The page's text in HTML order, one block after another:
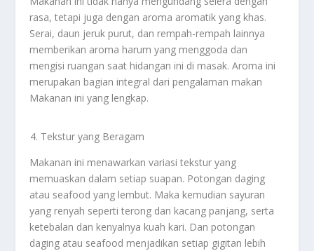
rasa, tetapi juga dengan aroma aromatik yang khas.
Serai, daun jeruk purut, dan rempah-rempah lainnya
memberikan aroma harum yang menggoda dan
mengisi ruangan saat hidangan ini di masak. Aroma ini
merupakan bagian integral dari pengalaman makan
Makanan ini yang lengkap.
Tekstur yang Beragam
Makanan ini menawarkan variasi tekstur yang
memuaskan dalam setiap suapan. Potongan daging
atau seafood yang lembut. Maka kemudian sayuran
yang renyah seperti terong dan kacang panjang, serta
ketebalan dan kenyalnya kuah kari. Dan potongan
daging atau seafood menjadikan setiap gigitan lebih